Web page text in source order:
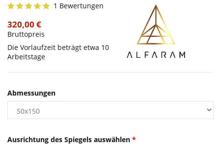
1 Bewertungen
320,00 €
Bruttopreis
Die Vorlaufzeit beträgt etwa 10
Arbeitstage
*
Ausrichtung des Spiegels auswählen
Abmessungen